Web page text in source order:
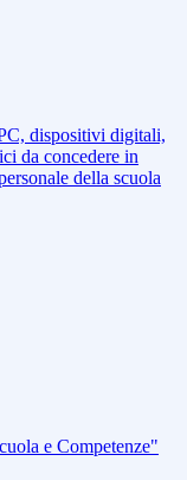
dispositivi digitali,
da concedere in
della scuola
e Competenze"